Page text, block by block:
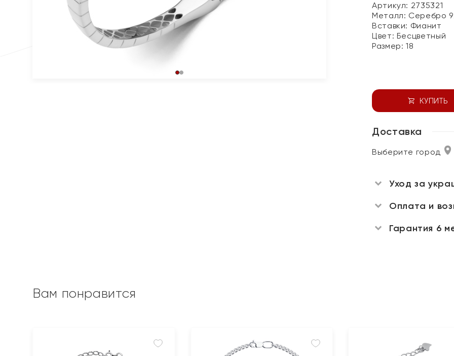
Артикул: 2735321
Металл: Серебро
Вставки: Фианит
Цвет: Бесцветный
Размер:18
КУПИТЬ
Доставка
Выберите город
Уход за
Оплата и
Гарантия 6
Вам понравится